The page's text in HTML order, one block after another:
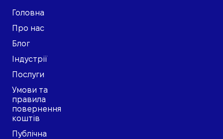
Головна
Про нас
Блог
Індустрії
Послуги
Умови та
правила
повернення
коштів
Публічна